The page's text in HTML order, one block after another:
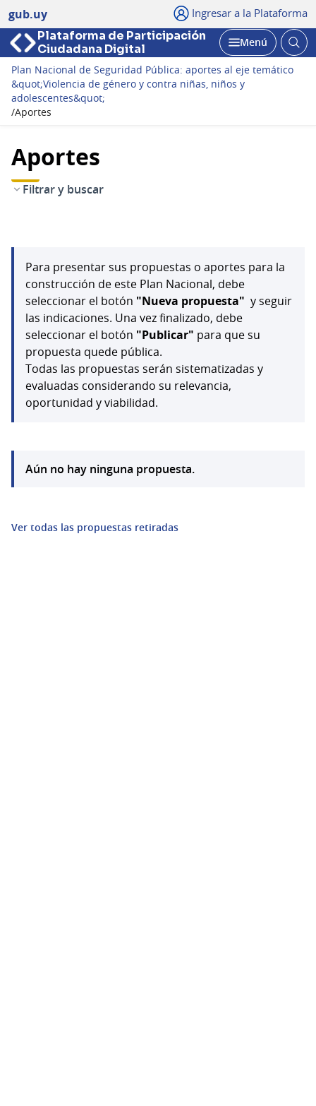
gub.uy Ingresar a la Plataforma
Plataforma de Participación
Ciudadana Digital
Abrir
Menú
Plan Nacional de Seguridad Pública: aportes al eje temático
&quot;Violencia de género y contra niñas, niños y
adolescentes&quot;
/Aportes
Aportes
Filtrar y buscar
Para presentar sus propuestas o aportes para la
construcción de este Plan Nacional, debe
seleccionar el botón "Nueva propuesta" y seguir
las indicaciones. Una vez finalizado, debe
seleccionar el botón "Publicar" para que su
propuesta quede pública.
Todas las propuestas serán sistematizadas y
evaluadas considerando su relevancia,
oportunidad y viabilidad.
Aún no hay ninguna propuesta.
Ver todas las propuestas retiradas